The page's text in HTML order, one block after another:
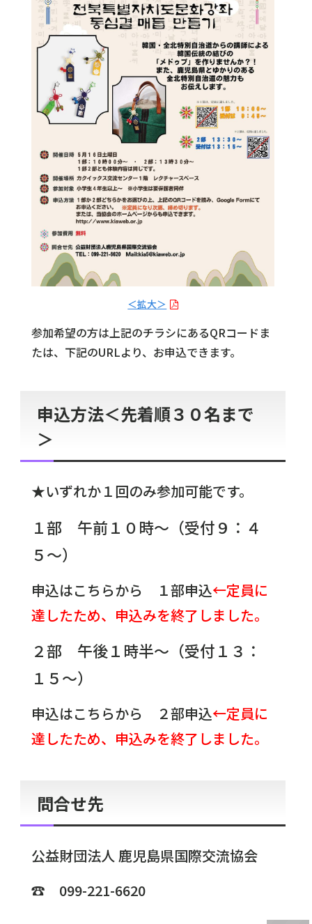
＜拡大＞
参加希望の方は上記のチラシにあるQRコードま
たは、下記のURLより、お申込できます。
申込方法＜先着順３０名まで
＞
★いずれか１回のみ参加可能です。
１部 午前１０時～（受付９：４
５～）
申込はこちらから １部申込←定員に
達したため、申込みを終了しました。
２部 午後１時半～（受付１３：
１５～）
申込はこちらから ２部申込←定員に
達したため、申込みを終了しました。
問合せ先
公益財団法人 鹿児島県国際交流協会
☎ 099-221-6620